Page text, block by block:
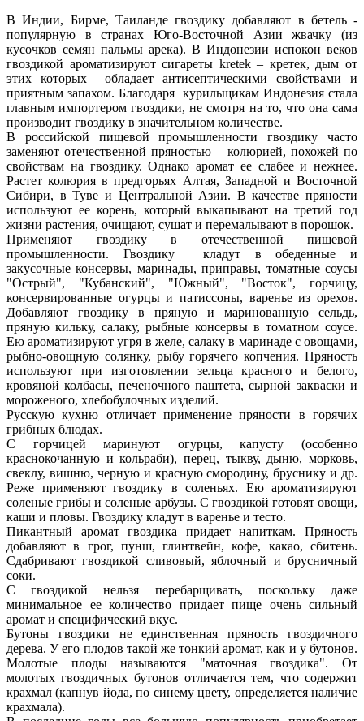
В Индии, Бирме, Таиланде гвоздику добавляют в бетель -
популярную в странах Юго-Восточной Азии жвачку (из
кусочков семян пальмы арека). В Индонезии испокон веков
гвоздикой ароматизируют сигареты kretek – кретек, дым от
этих которых обладает антисептическими свойствами и
приятным запахом. Благодаря курильщикам Индонезия стала
главным импортером гвоздики, не смотря на то, что она сама
производит гвоздику в значительном количестве.
В российской пищевой промышленности гвоздику часто
заменяют отечественной пряностью – колюрией, похожей по
свойствам на гвоздику. Однако аромат ее слабее и нежнее.
Растет колюрия в предгорьях Алтая, Западной и Восточной
Сибири, в Туве и Центральной Азии. В качестве пряности
используют ее корень, который выкапывают на третий год
жизни растения, очищают, сушат и перемалывают в порошок.
Применяют гвоздику в отечественной пищевой
промышленности. Гвоздику кладут в обеденные и
закусочные консервы, маринады, приправы, томатные соусы
"Острый", "Кубанский", "Южный", "Восток", горчицу,
консервированные огурцы и патиссоны, варенье из орехов.
Добавляют гвоздику в пряную и маринованную сельдь,
пряную кильку, салаку, рыбные консервы в томатном соусе.
Ею ароматизируют угря в желе, салаку в маринаде с овощами,
рыбно-овощную солянку, рыбу горячего копчения. Пряность
используют при изготовлении зельца красного и белого,
кровяной колбасы, печеночного паштета, сырной закваски и
мороженого, хлебобулочных изделий.
Русскую кухню отличает применение пряности в горячих
грибных блюдах.
С горчицей маринуют огурцы, капусту (особенно
краснокочанную и кольраби), перец, тыкву, дыню, морковь,
свеклу, вишню, черную и красную смородину, бруснику и др.
Реже применяют гвоздику в соленьях. Ею ароматизируют
соленые грибы и соленые арбузы. С гвоздикой готовят овощи,
каши и пловы. Гвоздику кладут в варенье и тесто.
Пикантный аромат гвоздика придает напиткам. Пряность
добавляют в грог, пунш, глинтвейн, кофе, какао, сбитень.
Сдабривают гвоздикой сливовый, яблочный и брусничный
соки.
С гвоздикой нельзя перебарщивать, поскольку даже
минимальное ее количество придает пище очень сильный
аромат и специфический вкус.
Бутоны гвоздики не единственная пряность гвоздичного
дерева. У его плодов такой же тонкий аромат, как и у бутонов.
Молотые плоды называются "маточная гвоздика". От
молотых гвоздичных бутонов отличается тем, что содержит
крахмал (капнув йода, по синему цвету, определяется наличие
крахмала).